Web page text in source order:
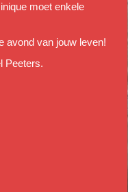
moet enkele
avond van jouw leven!
Peeters.